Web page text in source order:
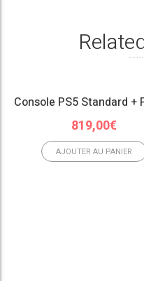
Console PS5 Standard +
819,00€
AJOUTER AU PANIER